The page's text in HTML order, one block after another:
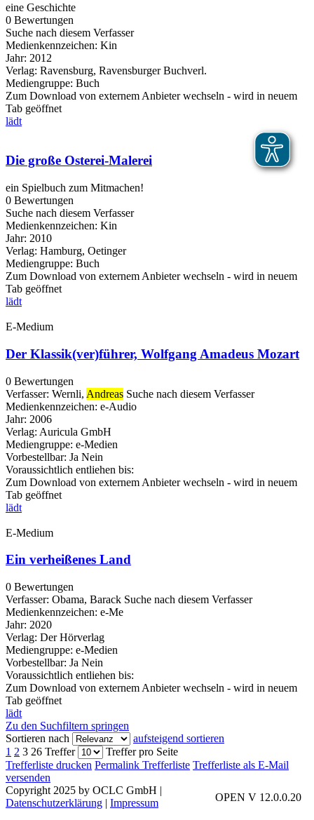
eine Geschichte
0 Bewertungen
Suche nach diesem Verfasser
Medienkennzeichen: Kin
Jahr: 2012
Verlag: Ravensburg, Ravensburger Buchverl.
Mediengruppe: Buch
Zum Download von externem Anbieter wechseln - wird in neuem
Tab geöffnet
lädt
Die große Osterei-Malerei
ein Spielbuch zum Mitmachen!
0 Bewertungen
Suche nach diesem Verfasser
Medienkennzeichen: Kin
Jahr: 2010
Verlag: Hamburg, Oetinger
Mediengruppe: Buch
Zum Download von externem Anbieter wechseln - wird in neuem
Tab geöffnet
lädt
E-Medium
Der Klassik(ver)führer, Wolfgang Amadeus Mozart
0 Bewertungen
Verfasser: Wernli, Andreas Suche nach diesem Verfasser
Medienkennzeichen: e-Audio
Jahr: 2006
Verlag: Auricula GmbH
Mediengruppe: e-Medien
Vorbestellbar: Ja Nein
Voraussichtlich entliehen bis:
Zum Download von externem Anbieter wechseln - wird in neuem
Tab geöffnet
lädt
E-Medium
Ein verheißenes Land
0 Bewertungen
Verfasser: Obama, Barack Suche nach diesem Verfasser
Medienkennzeichen: e-Me
Jahr: 2020
Verlag: Der Hörverlag
Mediengruppe: e-Medien
Vorbestellbar: Ja Nein
Voraussichtlich entliehen bis:
Zum Download von externem Anbieter wechseln - wird in neuem
Tab geöffnet
lädt
Zu den Suchfiltern springen
Sortieren nach
aufsteigend sortieren
1 2 3 26 Treffer
Treffer pro Seite
Trefferliste drucken Permalink Trefferliste Trefferliste als E-Mail
versenden
OPEN V 12.0.0.20
Copyright 2025 by OCLC GmbH |
Datenschutzerklärung | Impressum